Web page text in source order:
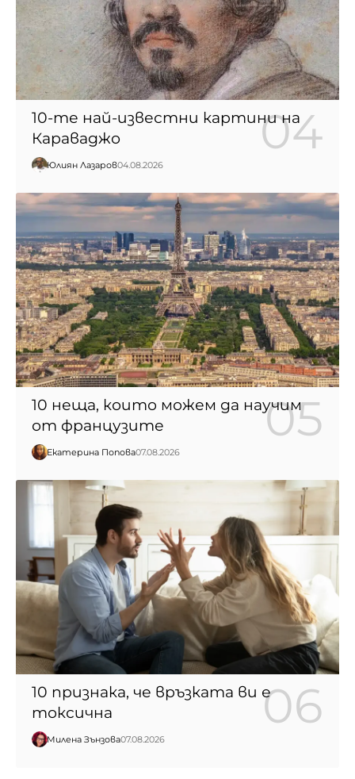
10-те най-известни картини на
Караваджо
Юлиян Лазаров04.08.2026
10 неща, които можем да научим
от французите
Екатерина Попова07.08.2026
10 признака, че връзката ви е
токсична
Милена Зънзова07.08.2026